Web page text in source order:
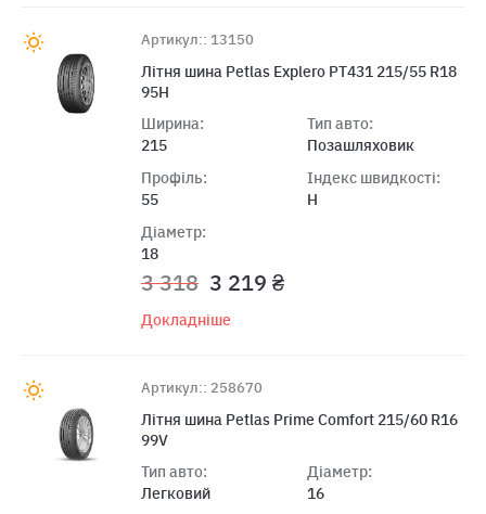
Артикул:: 13150
Літня шина Petlas Explero PT431 215/55 R18
95H
Ширина:
215
Профіль:
55
Діаметр:
18
Тип авто:
Позашляховик
Індекс швидкості:
H
3 318 3 219 ₴
Докладніше
Артикул:: 258670
Літня шина Petlas Prime Comfort 215/60 R16
99V
Тип авто:
Легковий
Діаметр:
16